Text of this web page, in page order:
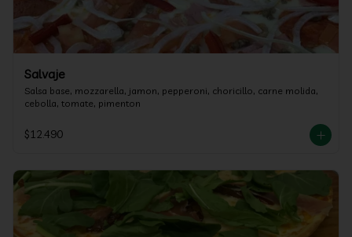
Salvaje
Salsa base, mozzarella, jamon, pepperoni, choricillo, carne molida,
cebolla, tomate, pimenton
$12.490